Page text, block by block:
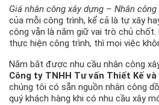
Giá nhân công xây dựng – Nhân
của mỗi công trình, kể cả là tự xây
công vẫn là nắm giữ vai trò chủ chốt.
thực hiện công trình, thì mọi việc
Nắm bắt được nhu cầu nhân công
Công ty TNHH Tư vấn Thiết Kế và
chúng tôi có sẵn nguồn nhân công
quý khách hàng khi có nhu cầu xây